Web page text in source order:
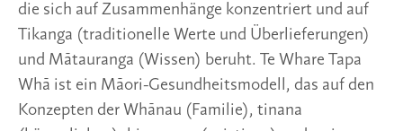
die sich auf Zusammenhänge konzentriert und auf
Tikanga (traditionelle Werte und Überlieferungen)
und Mātauranga (Wissen) beruht. Te Whare Tapa
Whā ist ein Māori-Gesundheitsmodell, das auf den
Konzepten der Whānau (Familie), tinana